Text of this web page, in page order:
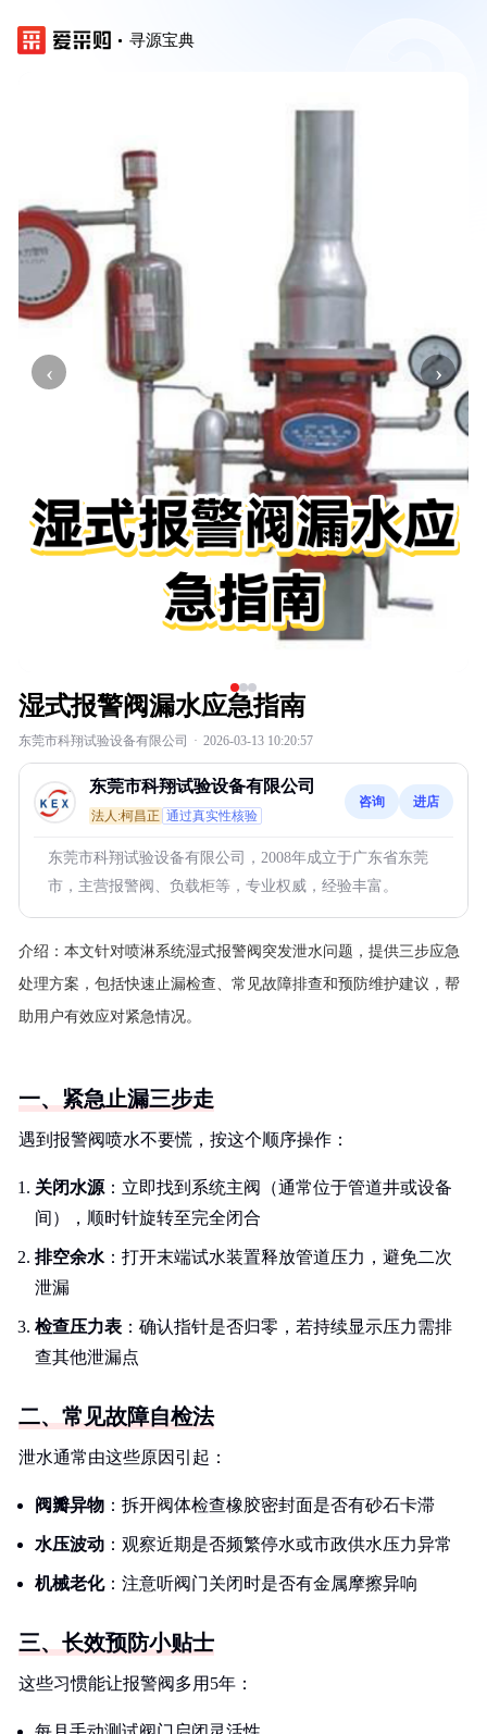
寻源宝典
‹ ›
湿式报警阀漏水应急指南
东莞市科翔试验设备有限公司 · 2026-03-13 10:20:57
东莞市科翔试验设备有限公司
法人:柯昌正 通过真实性核验
咨询 进店
东莞市科翔试验设备有限公司，2008年成立于广东省东莞
市，主营报警阀、负载柜等，专业权威，经验丰富。
介绍： 本文针对喷淋系统湿式报警阀突发泄水问题，提供三步应急
处理方案，包括快速止漏检查、常见故障排查和预防维护建议，帮
助用户有效应对紧急情况。
一、紧急止漏三步走
遇到报警阀喷水不要慌，按这个顺序操作：
关闭水源 ：立即找到系统主阀（通常位于管道井或设备
间），顺时针旋转至完全闭合
排空余水 ：打开末端试水装置释放管道压力，避免二次
泄漏
检查压力表 ：确认指针是否归零，若持续显示压力需排
查其他泄漏点
二、常见故障自检法
泄水通常由这些原因引起：
阀瓣异物 ：拆开阀体检查橡胶密封面是否有砂石卡滞
水压波动 ：观察近期是否频繁停水或市政供水压力异常
机械老化：注意听阀门关闭时是否有金属摩擦异响
三、长效预防小贴士
这些习惯能让报警阀多用5年：